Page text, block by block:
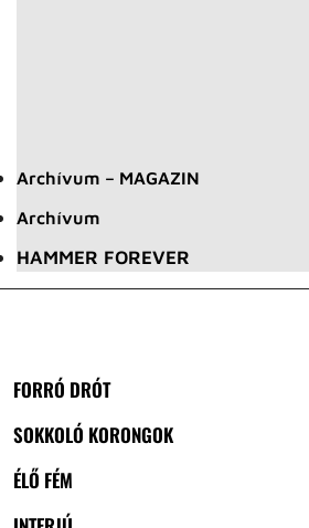
Archívum – MAGAZIN
Archívum
HAMMER FOREVER
FORRÓ DRÓT
SOKKOLÓ KORONGOK
ÉLŐ FÉM